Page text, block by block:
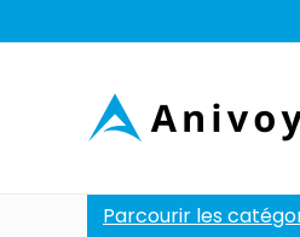
Parcourir les